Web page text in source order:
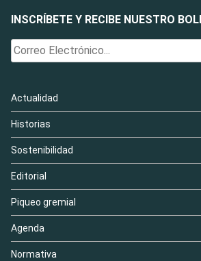
INSCRÍBETE Y RECIBE NUESTRO
Actualidad
Historias
Sostenibilidad
Editorial
Piqueo gremial
Agenda
Normativa